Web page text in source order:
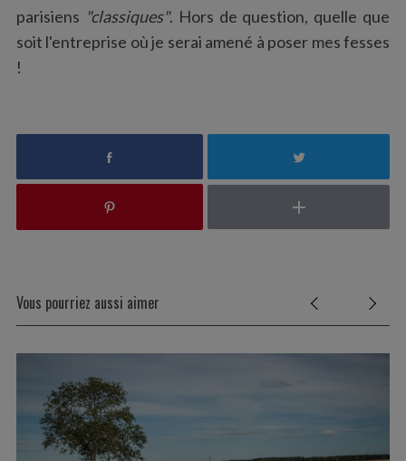
parisiens "classiques". Hors de question, quelle que
soit l'entreprise où je serai amené à poser mes fesses
!
Vous pourriez aussi aimer
S
c
f
r
: